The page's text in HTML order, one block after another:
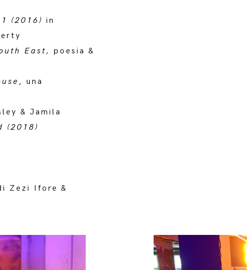
(2016) in
East, poesia &
, una
& Jamila
(2018)
Zezi Ifore &